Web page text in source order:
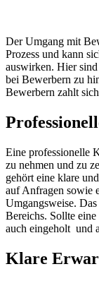
Der Umgang mit
Prozess und kann
auswirken. Hier
bei Bewerbern zu
Bewerbern zahlt
Eine professionelle
zu nehmen und zu
gehört eine klare
auf Anfragen sowie
Umgangsweise.
Bereichs. Sollte
auch eingeholt und
Klare